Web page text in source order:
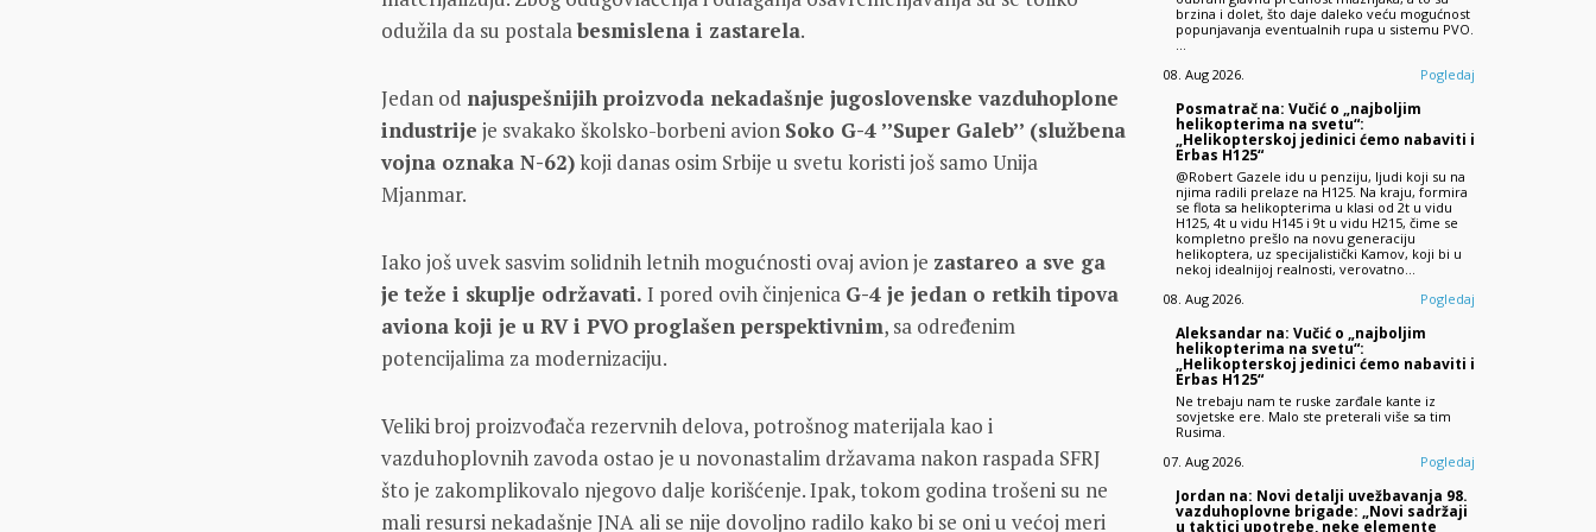
odužila da su postalabesmislena i zastarela.
Jedan od najuspešnijih proizvoda nekadašnje jugoslovenske vazduhoplone
industrije je svakako školsko-borbeni avion Soko G-4 ’’Super Galeb’’ (službena
vojna oznaka N-62)koji danas osim Srbije u svetu koristi još samo Unija
Mjanmar.
Iako još uvek sasvim solidnih letnih mogućnosti ovaj avion je zastareo a sve ga
je teže i skuplje održavati. I pored ovih činjenica G-4 je jedan o retkih tipova
aviona koji je u RV i PVO proglašen perspektivnim, sa određenim
potencijalima za modernizaciju.
Veliki broj proizvođača rezervnih delova, potrošnog materijala kao i
vazduhoplovnih zavoda ostao je u novonastalim državama nakon raspada SFRJ
što je zakomplikovalo njegovo dalje korišćenje. Ipak, tokom godina trošeni su ne
mali resursi nekadašnje JNA ali se nije dovoljno radilo kako bi se oni u većoj meri
brzina i dolet, što daje daleko veću mogućnost
popunjavanja eventualnih rupa u sistemu PVO.
08. Aug 2026.
Pogledaj
Posmatrač na: Vučić o „najboljim
helikopterima na svetu“:
„Helikopterskoj jedinici ćemo nabaviti i
Erbas H125“
@Robert Gazele idu u penziju, ljudi koji su na
njima radili prelaze na H125. Na kraju, formira
se flota sa helikopterima u klasi od 2t u vidu
H125, 4t u vidu H145 i 9t u vidu H215, čime se
kompletno prešlo na novu generaciju
helikoptera, uz specijalistički Kamov, koji bi u
nekoj idealnijoj realnosti, verovatno…
08. Aug 2026.
Pogledaj
Aleksandar na: Vučić o „najboljim
helikopterima na svetu“:
„Helikopterskoj jedinici ćemo nabaviti i
Erbas H125“
Ne trebaju nam te ruske zarđale kante iz
sovjetske ere. Malo ste preterali više sa tim
Rusima.
07. Aug 2026.
Pogledaj
Jordan na: Novi detalji uvežbavanja 98.
vazduhoplovne brigade: „Novi sadržaji
u taktici upotrebe, neke elemente